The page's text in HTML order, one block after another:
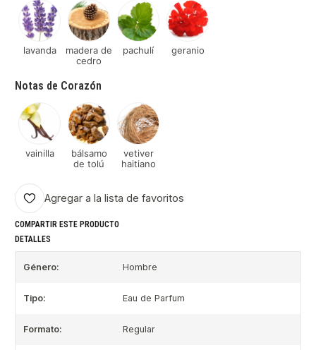
lavanda
madera de
cedro
pachulí geranio
Notas de Corazón
vainilla
bálsamo
de tolú
vetiver
haitiano
Agregar a la lista de favoritos
COMPARTIR ESTE PRODUCTO
DETALLES
Género: Hombre
Tipo: Eau de Parfum
Formato: Regular